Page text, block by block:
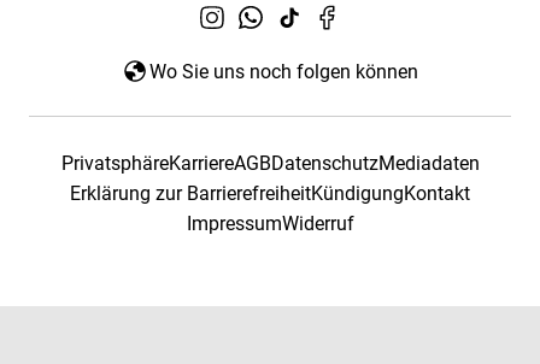
Wo Sie uns noch folgen können
PrivatsphäreKarriereAGBDatenschutzMediadaten
Erklärung zur BarrierefreiheitKündigungKontakt
ImpressumWiderruf